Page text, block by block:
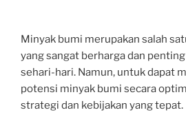
Minyak bumi merupakan salah
yang sangat berharga dan
sehari-hari. Namun, untuk dapat
potensi minyak bumi secara
strategi dan kebijakan yang tepat.